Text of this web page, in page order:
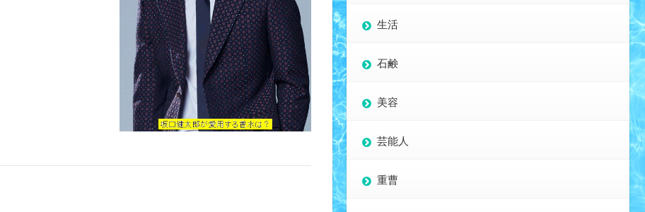
生活
石鹸
美容
芸能人
重曹